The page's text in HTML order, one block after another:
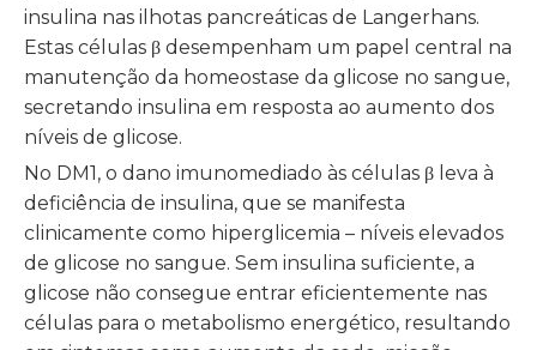
insulina nas ilhotas pancreáticas de Langerhans.
Estas células β desempenham um papel central na
manutenção da homeostase da glicose no sangue,
secretando insulina em resposta ao aumento dos
níveis de glicose.
No DM1, o dano imunomediado às células β leva à
deficiência de insulina, que se manifesta
clinicamente como hiperglicemia – níveis elevados
de glicose no sangue. Sem insulina suficiente, a
glicose não consegue entrar eficientemente nas
células para o metabolismo energético, resultando